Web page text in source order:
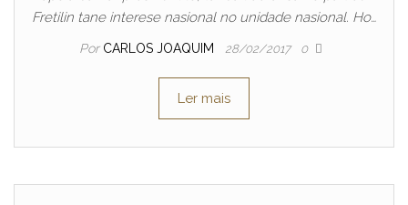
Fretilin tane interese nasional no unidade nasional. Ho…
Por CARLOS JOAQUIM 28/02/2017 0
Ler mais